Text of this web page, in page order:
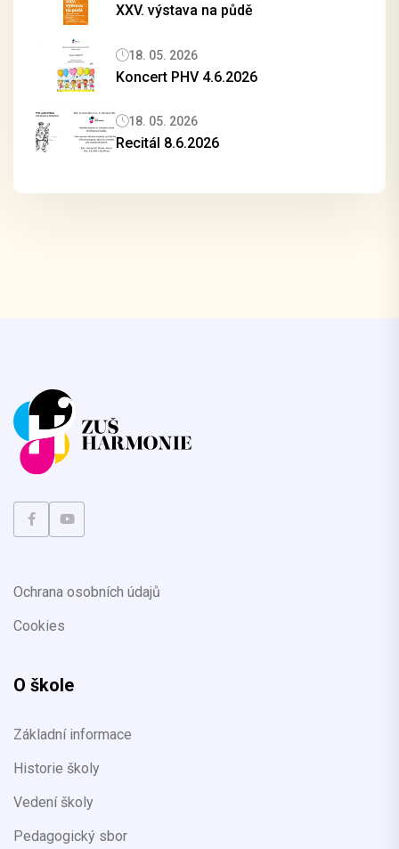
XXV. výstava na půdě
18. 05. 2026
Koncert PHV 4.6.2026
18. 05. 2026
Recitál 8.6.2026
Ochrana osobních údajů
Cookies
O škole
Základní informace
Historie školy
Vedení školy
Pedagogický sbor